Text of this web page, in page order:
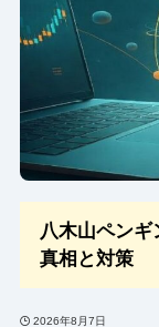
八木山ペン
真相と対策
2026年8月7日